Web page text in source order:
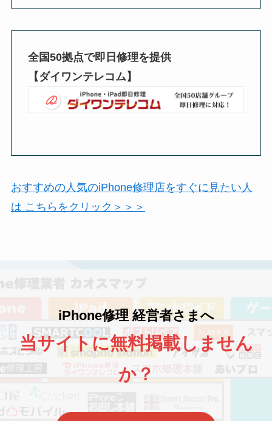
全国50拠点で即日修理を提供
【ダイワンテレコム】
おすすめの人気のiPhone修理店をすぐに見たい人
は こちらをクリック＞＞＞
iPhone修理 経営者さまへ
当サイトに無料掲載しません
か？